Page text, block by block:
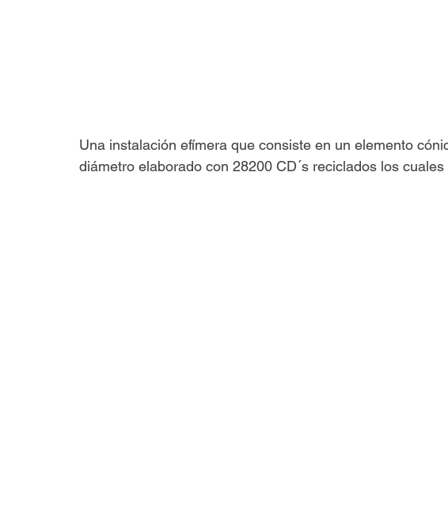
Una instalación efímera que consiste en un elemento
diámetro elaborado con 28200 CD´s reciclados los